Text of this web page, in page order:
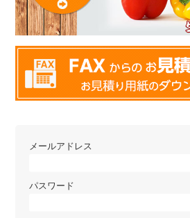
メールアドレス
パスワード